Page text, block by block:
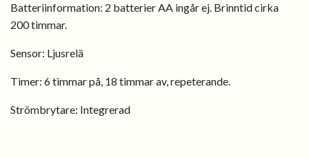
Batteriinformation: 2 batterier AA ingår ej. Brinntid cirka
200 timmar.
Sensor: Ljusrelä
Timer: 6 timmar på, 18 timmar av, repeterande.
Strömbrytare: Integrerad